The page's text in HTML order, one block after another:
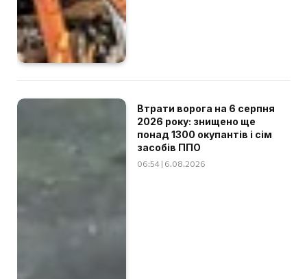
Втрати ворога на 6 серпня
2026 року: знищено ще
понад 1300 окупантів і сім
засобів ППО
06:54 | 6.08.2026